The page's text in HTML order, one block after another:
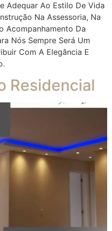
Adequar Ao Estilo De Vida
Na Assessoria, Na
Acompanhamento Da
Nós Sempre Será Um
Com A Elegância E
Residencial